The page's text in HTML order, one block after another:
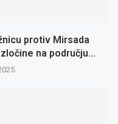
protiv Mirsada
na području...